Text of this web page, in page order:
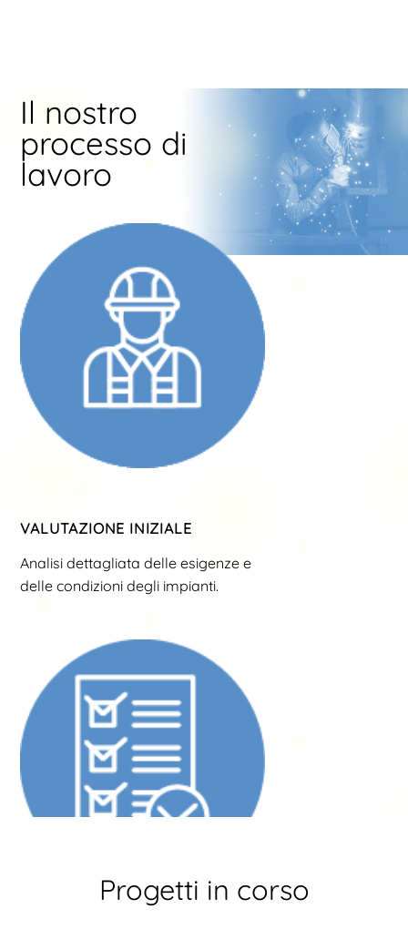
Il nostro
processo di
lavoro
VALUTAZIONE INIZIALE
Analisi dettagliata delle esigenze e
delle condizioni degli impianti.
Progetti in corso